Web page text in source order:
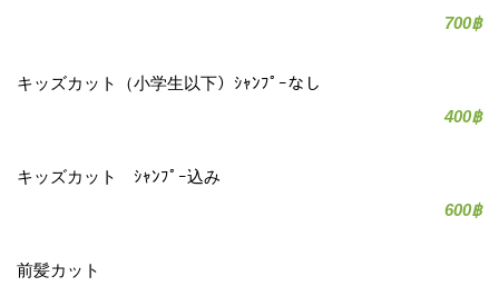
700฿
キッズカット（小学生以下）ｼｬﾝﾌﾟｰなし
400฿
キッズカット ｼｬﾝﾌﾟｰ込み
600฿
前髪カット